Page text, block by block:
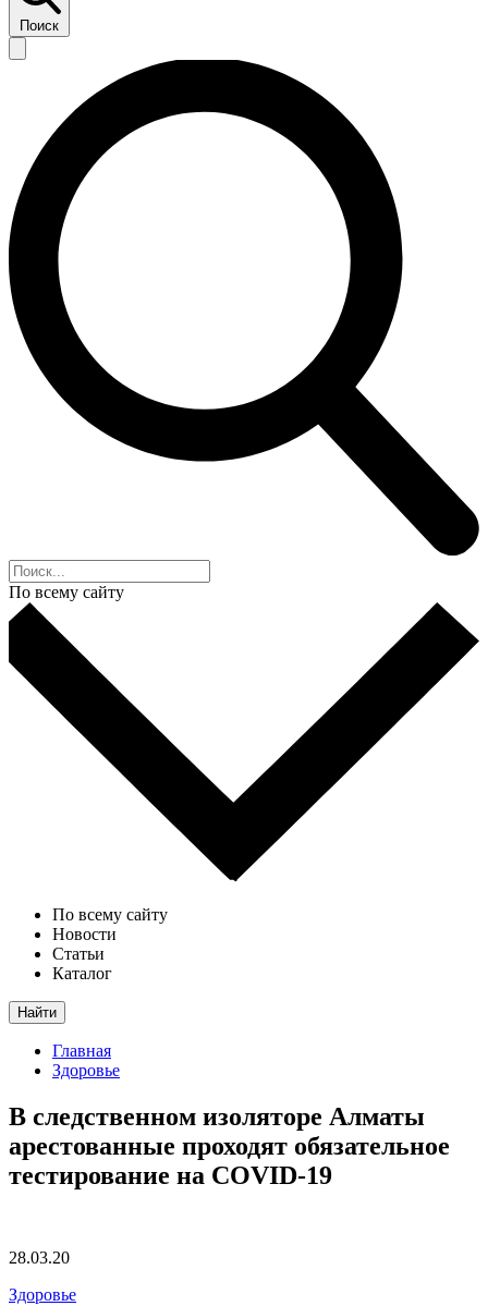
Поиск
По всему сайту
По всему сайту
Новости
Статьи
Каталог
Найти
Главная
Здоровье
В следственном изоляторе Алматы
арестованные проходят обязательное
тестирование на COVID-19
28.03.20
Здоровье